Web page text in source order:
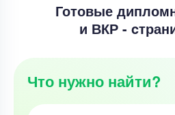
Готовые
и ВКР -
Что нужно найти?